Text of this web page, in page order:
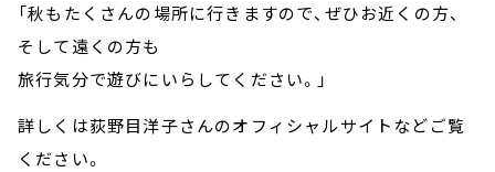
「秋もたくさんの場所に行きますので、ぜひお近くの方、
そして遠くの方も
旅行気分で遊びにいらしてください。」
詳しくは荻野目洋子さんのオフィシャルサイトなどご覧
ください。